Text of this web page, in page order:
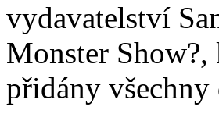
vydavatelství
Monster
přidány